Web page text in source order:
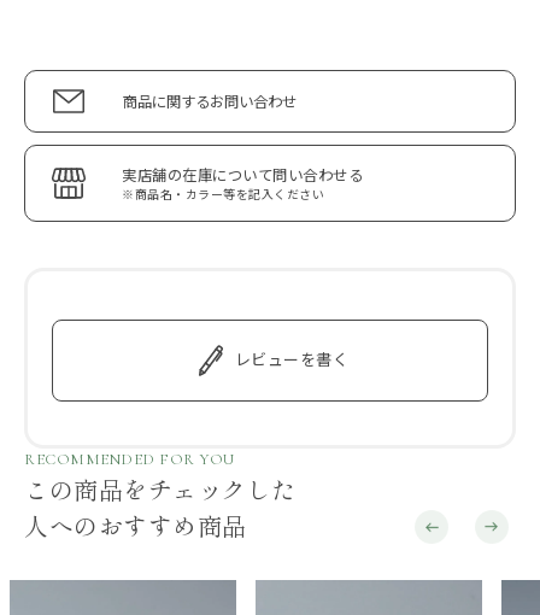
商品に関するお問い合わせ
実店舗の在庫について問い合わせる
※商品名・カラー等を記入ください
レビューを書く
RECOMMENDED FOR YOU
この商品をチェックした
人へのおすすめ商品